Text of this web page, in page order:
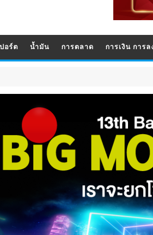
อร์ต น้ำมัน การตลาด การเงิน การ